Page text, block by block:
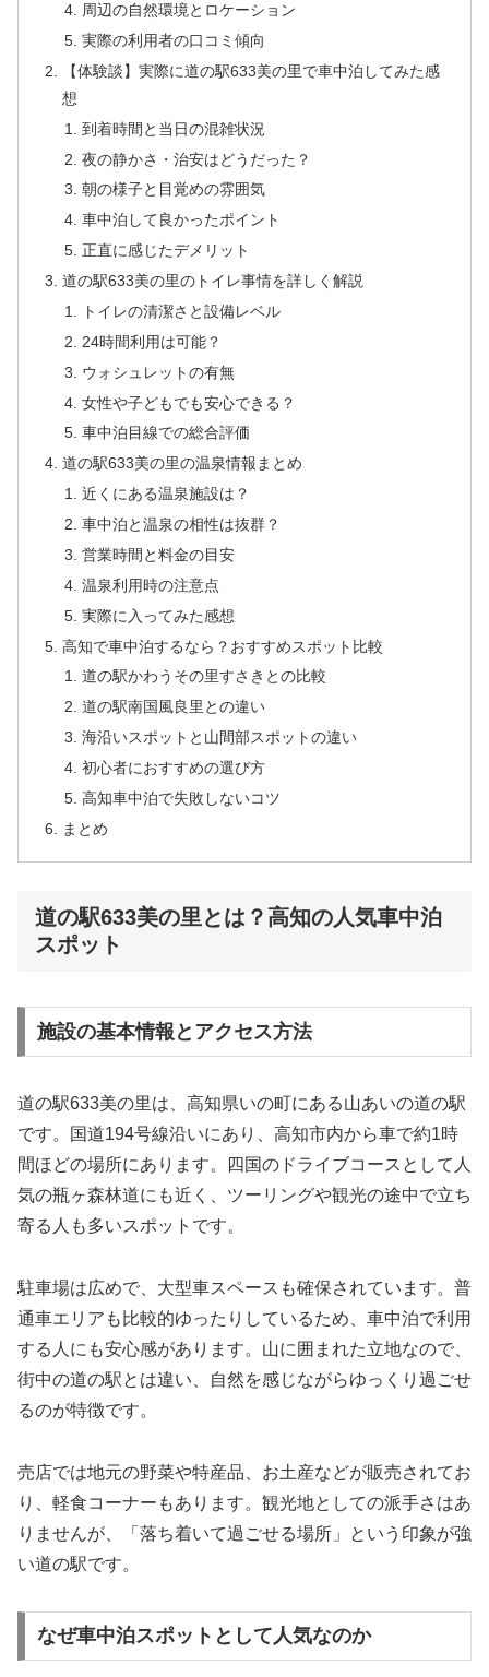
周辺の自然環境とロケーション
実際の利用者の口コミ傾向
【体験談】実際に道の駅633美の里で車中泊してみた感
想
到着時間と当日の混雑状況
夜の静かさ・治安はどうだった？
朝の様子と目覚めの雰囲気
車中泊して良かったポイント
正直に感じたデメリット
道の駅633美の里のトイレ事情を詳しく解説
トイレの清潔さと設備レベル
24時間利用は可能？
ウォシュレットの有無
女性や子どもでも安心できる？
車中泊目線での総合評価
道の駅633美の里の温泉情報まとめ
近くにある温泉施設は？
車中泊と温泉の相性は抜群？
営業時間と料金の目安
温泉利用時の注意点
実際に入ってみた感想
高知で車中泊するなら？おすすめスポット比較
道の駅かわうその里すさきとの比較
道の駅南国風良里との違い
海沿いスポットと山間部スポットの違い
初心者におすすめの選び方
高知車中泊で失敗しないコツ
まとめ
道の駅633美の里とは？高知の人気車中泊
スポット
施設の基本情報とアクセス方法
道の駅633美の里は、高知県いの町にある山あいの道の駅
です。国道194号線沿いにあり、高知市内から車で約1時
間ほどの場所にあります。四国のドライブコースとして人
気の瓶ヶ森林道にも近く、ツーリングや観光の途中で立ち
寄る人も多いスポットです。
駐車場は広めで、大型車スペースも確保されています。普
通車エリアも比較的ゆったりしているため、車中泊で利用
する人にも安心感があります。山に囲まれた立地なので、
街中の道の駅とは違い、自然を感じながらゆっくり過ごせ
るのが特徴です。
売店では地元の野菜や特産品、お土産などが販売されてお
り、軽食コーナーもあります。観光地としての派手さはあ
りませんが、「落ち着いて過ごせる場所」という印象が強
い道の駅です。
なぜ車中泊スポットとして人気なのか